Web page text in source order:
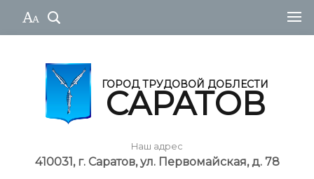
ГОРОД ТРУДОВОЙ ДОБЛЕСТИ
САРАТОВ
Наш адрес
410031, г. Саратов, ул. Первомайская, д. 78